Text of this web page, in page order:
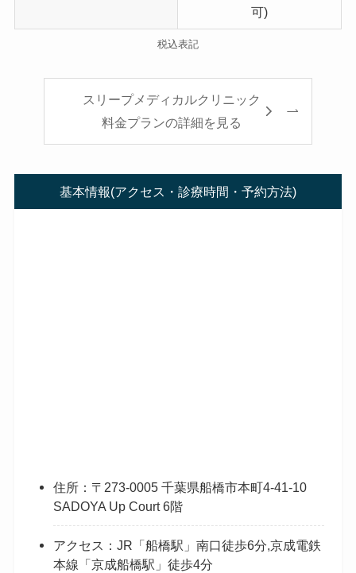
可)
税込表記
スリープメディカルクリニック
料金プランの詳細を見る
基本情報(アクセス・診療時間・予約方法)
住所：〒273-0005 千葉県船橋市本町4-41-10
SADOYA Up Court 6階
アクセス：JR「船橋駅」南口徒歩6分,京成電鉄
本線「京成船橋駅」徒歩4分